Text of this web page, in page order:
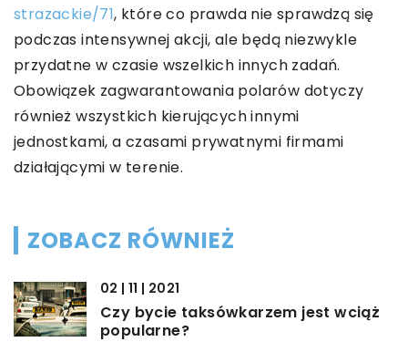
strazackie/71, które co prawda nie sprawdzą się
podczas intensywnej akcji, ale będą niezwykle
przydatne w czasie wszelkich innych zadań.
Obowiązek zagwarantowania polarów dotyczy
również wszystkich kierujących innymi
jednostkami, a czasami prywatnymi firmami
działającymi w terenie.
ZOBACZ RÓWNIEŻ
02 | 11 | 2021
Czy bycie taksówkarzem jest wciąż
popularne?